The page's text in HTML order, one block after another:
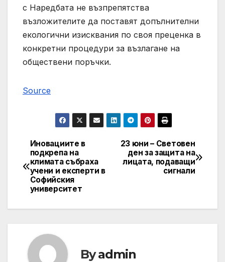
с Наредбата не възпрепятства
възложителите да поставят допълнителни
екологични изисквания по своя преценка в
конкретни процедури за възлагане на
обществени поръчки.
Source
Post
navigation
23 юни – Световен
ден за защита на
лицата, подаващи
сигнали
Иновациите в
подкрепа на
климата събраха
учени и експерти в
Софийския
университет
Byadmin